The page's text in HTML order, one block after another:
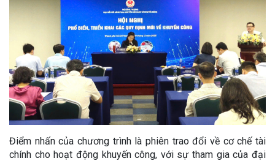
Điểm nhấn của chương trình là phiên trao đổi về cơ chế tài
chính cho hoạt động khuyến công, với sự tham gia của đại